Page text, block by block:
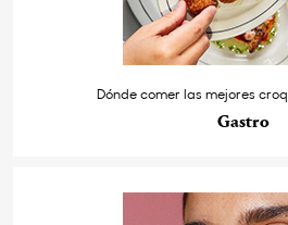
Dónde comer las mejores
Gastro